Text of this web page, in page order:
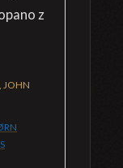
z
JOHN